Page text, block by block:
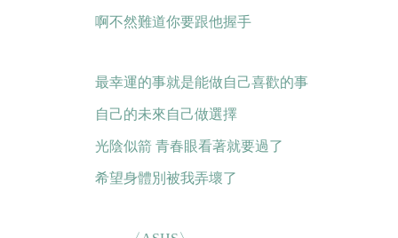
啊不然難道你要跟他握手
最幸運的事就是能做自己喜歡的事
自己的未來自己做選擇
光陰似箭 青春眼看著就要過了
希望身體別被我弄壞了